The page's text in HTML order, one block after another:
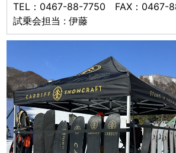
TEL：0467-88-7750 FAX：0467-
試乗会担当 : 伊藤